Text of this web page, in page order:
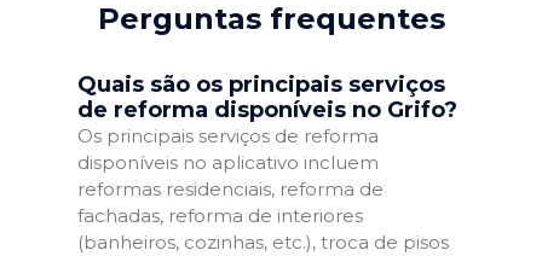
Perguntas frequentes
Quais são os principais serviços
de reforma disponíveis no Grifo?
Os principais serviços de reforma
disponíveis no aplicativo incluem
reformas residenciais, reforma de
fachadas, reforma de interiores
(banheiros, cozinhas, etc.), troca de pisos